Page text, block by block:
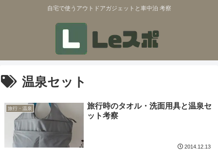
自宅で使うアウトドアガジェットと車中泊 考察
温泉セット
旅行・温泉
旅行時のタオル・洗面用具と温泉セ
ット考察
2014.12.13